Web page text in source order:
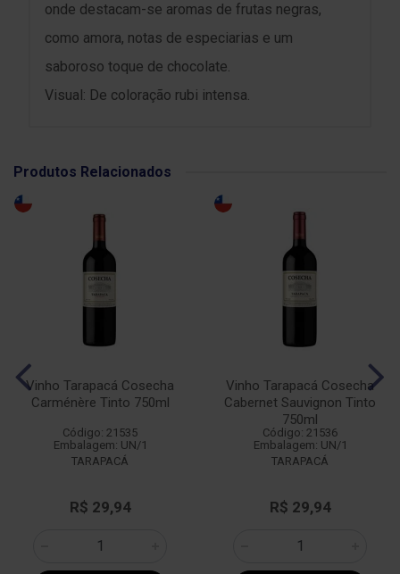
onde destacam-se aromas de frutas negras,
como amora, notas de especiarias e um
saboroso toque de chocolate.
Visual: De coloração rubi intensa.
Produtos Relacionados
Vinho Tarapacá Cosecha
Carménère Tinto 750ml
Código: 21535
Embalagem: UN/1
TARAPACÁ
R$ 29,94
Vinho Tarapacá Cosecha
Cabernet Sauvignon Tinto
750ml
Código: 21536
Embalagem: UN/1
TARAPACÁ
R$ 29,94